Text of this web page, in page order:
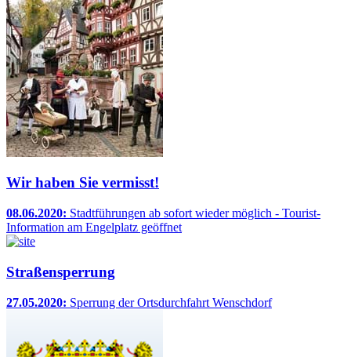
Wir haben Sie vermisst!
08.06.2020: Stadtführungen ab sofort wieder möglich - Tourist-
Information am Engelplatz geöffnet
Straßensperrung
27.05.2020: Sperrung der Ortsdurchfahrt Wenschdorf